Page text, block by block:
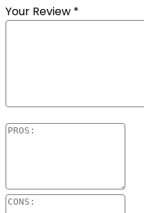
Your Review *